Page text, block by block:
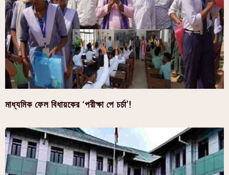
মাধ্যমিক ফেল বিধায়কের ‘পরীক্ষা পে চর্চা’!